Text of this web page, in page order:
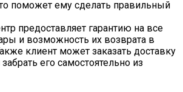
поможет ему сделать правильный
предоставляет гарантию на все
и возможность их возврата в
клиент может заказать доставку
его самостоятельно из